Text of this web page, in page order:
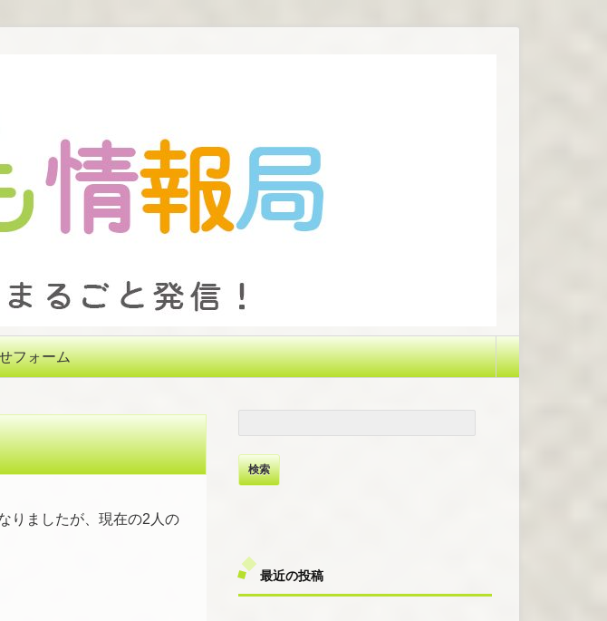
フォーム
りましたが、現在の2人の
最近の投稿